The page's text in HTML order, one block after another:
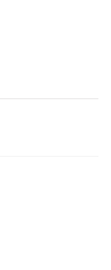
via X -
via
nieuwsbericht
dit